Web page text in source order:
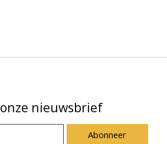
nieuwsbrief
Abonneer